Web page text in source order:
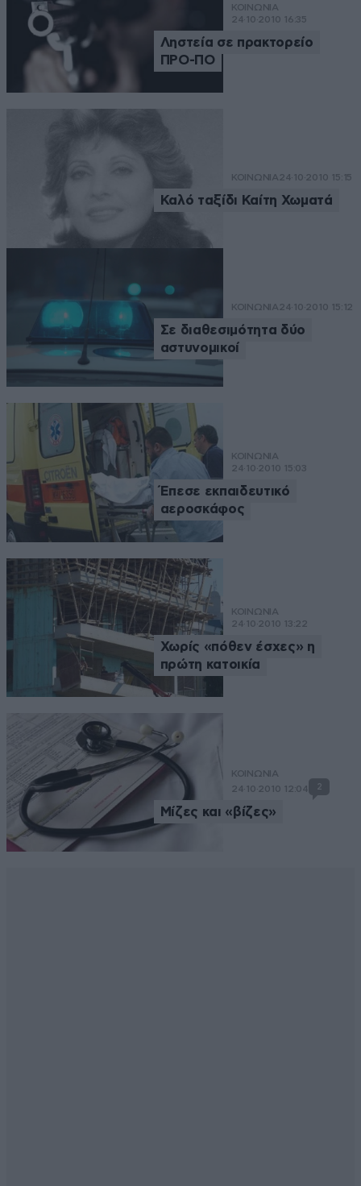
ΚΟΙΝΩΝΙΑ
24·10·2010 16:35
Ληστεία σε πρακτορείο
ΠΡΟ-ΠΟ
ΚΟΙΝΩΝΙΑ24·10·2010 15:15
Καλό ταξίδι Καίτη Χωματά
ΚΟΙΝΩΝΙΑ24·10·2010 15:12
Σε διαθεσιμότητα δύο
αστυνομικοί
ΚΟΙΝΩΝΙΑ
24·10·2010 15:03
Έπεσε εκπαιδευτικό
αεροσκάφος
ΚΟΙΝΩΝΙΑ
24·10·2010 13:22
Χωρίς «πόθεν έσχες» η
πρώτη κατοικία
ΚΟΙΝΩΝΙΑ
24·10·2010 12:04
2
Μίζες και «βίζες»